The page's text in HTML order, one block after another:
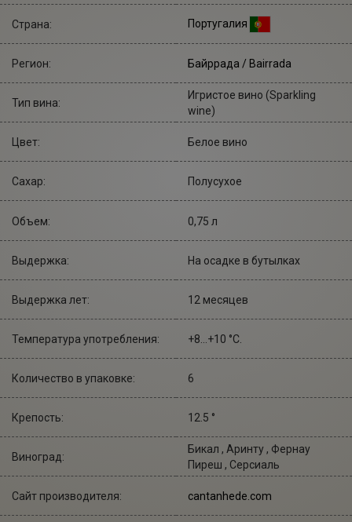
Страна: Португалия
Регион: Байррада / Bairrada
Тип вина:
Игристое вино (Sparkling
wine)
Цвет: Белое вино
Сахар: Полусухое
Объем: 0,75 л
Выдержка: На осадке в бутылках
Выдержка лет: 12 месяцев
Температура употребления: +8...+10 °С.
Количество в упаковке: 6
Крепость: 12.5 °
Виноград:
Бикал , Аринту , Фернау
Пиреш , Серсиаль
Сайт производителя: cantanhede.com